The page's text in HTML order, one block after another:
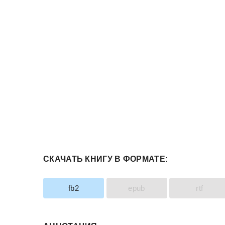
СКАЧАТЬ КНИГУ В ФОРМАТЕ:
fb2 epub rtf